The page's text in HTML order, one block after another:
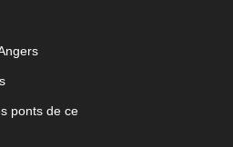
ponts de ce